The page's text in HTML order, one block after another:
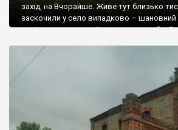
захід, на Вчорайше. Живе тут близько
заскочили у село випадково –
повідомив, що у селі є панська садиба.
земську школу. Фото Романа Маленкова,